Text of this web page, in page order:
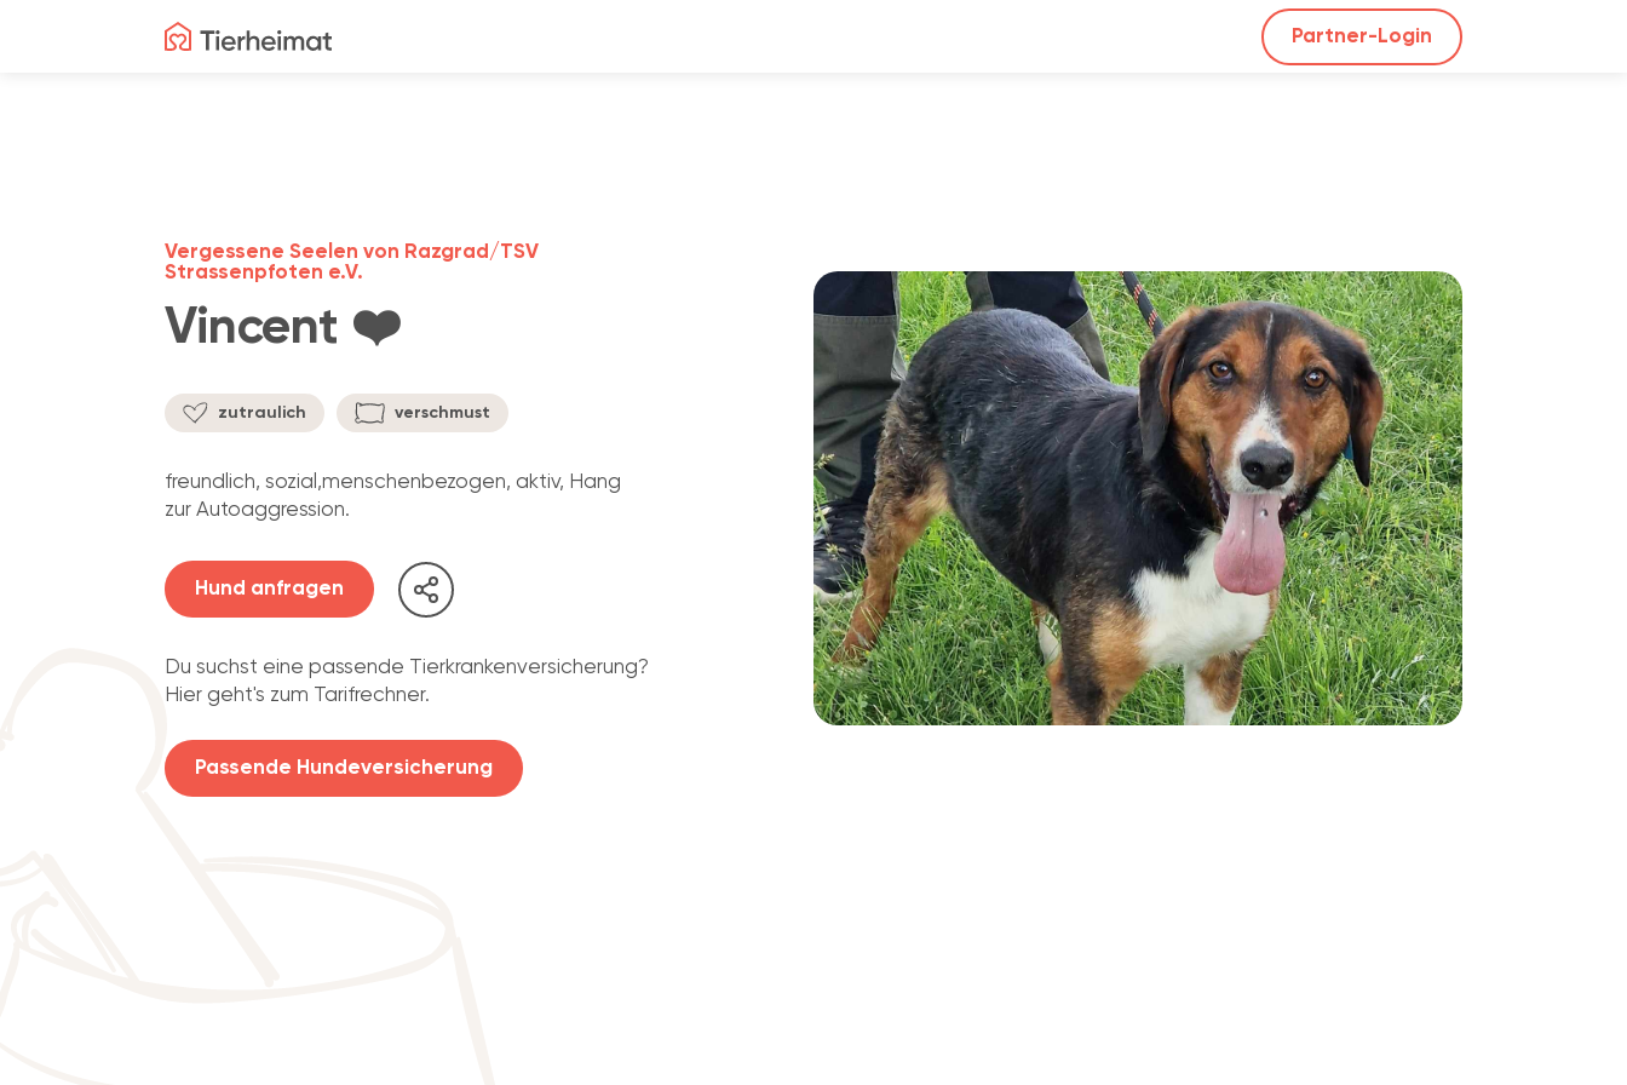
Partner-Login
Vincent ❤️
Vergessene Seelen von Razgrad/TSV
Strassenpfoten e.V.
zutraulich verschmust
freundlich, sozial,menschenbezogen, aktiv, Hang
zur Autoaggression.
Hund anfragen
Du suchst eine passende Tierkrankenversicherung?
Hier geht's zum Tarifrechner.
Passende Hundeversicherung